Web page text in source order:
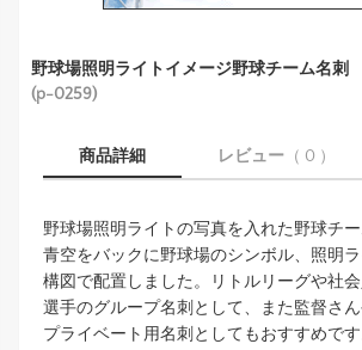
野球場照明ライトイメージ野球チーム名刺
(p-0259)
商品詳細 レビュー （ 0 ）
野球場照明ライトの写真を入れた野球チー
青空をバックに野球場のシンボル、照明
構図で配置しました。リトルリーグや社
選手のグループ名刺として、また監督さ
プライベート用名刺としてもおすすめです